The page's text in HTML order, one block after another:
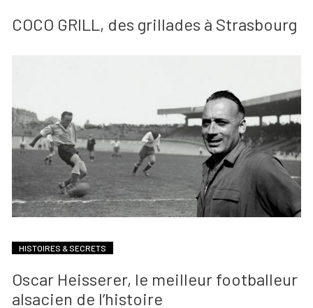
COCO GRILL, des grillades à Strasbourg
HISTOIRES & SECRETS
Oscar Heisserer, le meilleur footballeur
alsacien de l’histoire